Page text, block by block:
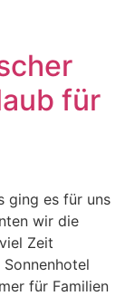
für
ging es für uns
wir die
Zeit
für Familien